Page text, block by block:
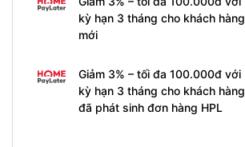
kỳ hạn 3 tháng cho khách hàng
mới
Giảm 3% – tối đa 100.000đ với
kỳ hạn 3 tháng cho khách hàng
đã phát sinh đơn hàng HPL